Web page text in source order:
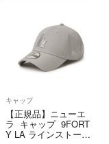
キャップ
【正規品】ニューエ
ラ キャップ 9FORT
Y LA ラインストー